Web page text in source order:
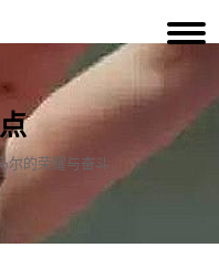
尔的荣耀与奋斗